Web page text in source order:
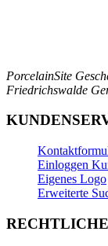
PorcelainSite
Friedrichswalde
Einloggen
Eigenes Logo
Erweiterte